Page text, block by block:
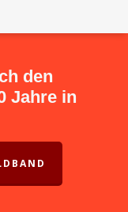
den
Jahre in